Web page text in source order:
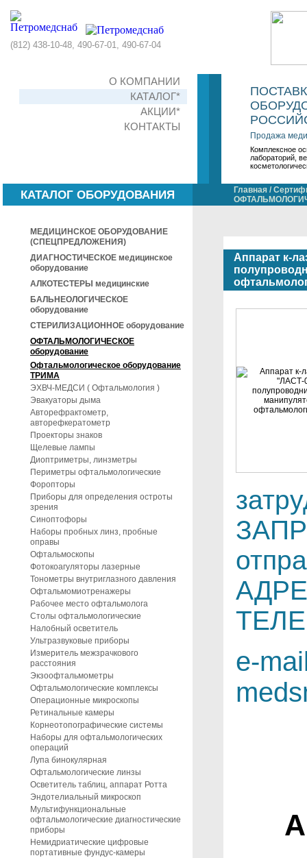
(812) 438-10-48, 490-67-01, 490-67-04
О КОМПАНИИ
КАТАЛОГ*
АКЦИИ*
КОНТАКТЫ
Продажа
Комплексное
лабораторий,
КАТАЛОГ ОБОРУДОВАНИЯ
МЕДИЦИНСКОЕ ОБОРУДОВАНИЕ
(СПЕЦПРЕДЛОЖЕНИЯ)
ДИАГНОСТИЧЕСКОЕ медицинское
оборудование
АЛКОТЕСТЕРЫ медицинские
БАЛЬНЕОЛОГИЧЕСКОЕ
оборудование
СТЕРИЛИЗАЦИОННОЕ оборудование
ОФТАЛЬМОЛОГИЧЕСКОЕ
оборудование
Офтальмологическое оборудование
ТРИМА
ЭХВЧ-МЕДСИ ( Офтальмология )
Эвакуаторы дыма
Авторефрактометр,
авторефкератометр
Проекторы знаков
Щелевые лампы
Диоптриметры, линзметры
Периметры офтальмологические
Форопторы
Приборы для определения остроты
зрения
Синоптофоры
Наборы пробных линз, пробные
оправы
Офтальмоскопы
Фотокоагуляторы лазерные
Тонометры внутриглазного давления
Офтальмомиотренажеры
Рабочее место офтальмолога
Столы офтальмологические
Налобный осветитель
Ультразвуковые приборы
Измеритель межзрачкового
расстояния
Экзоофтальмометры
Офтальмологические комплексы
Операционные микроскопы
Ретинальные камеры
Корнеотопографические системы
Наборы для офтальмологических
операций
Лупа бинокулярная
Офтальмологические линзы
Осветитель таблиц, аппарат Ротта
Эндотелиальный микроскоп
Мультифункциональные
офтальмологические диагностические
приборы
Немидриатические цифровые
портативные фундус-камеры
Главная /
Аппарат к-
e-